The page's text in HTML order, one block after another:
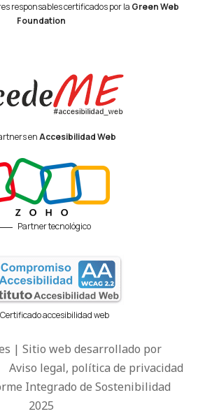
responsables certificados por la Green Web
Foundation
enAccesibilidad Web
Partner tecnológico
Certificado accesibilidad web
| Sitio web desarrollado por
Aviso legal, política de privacidad
Integrado de Sostenibilidad
2025